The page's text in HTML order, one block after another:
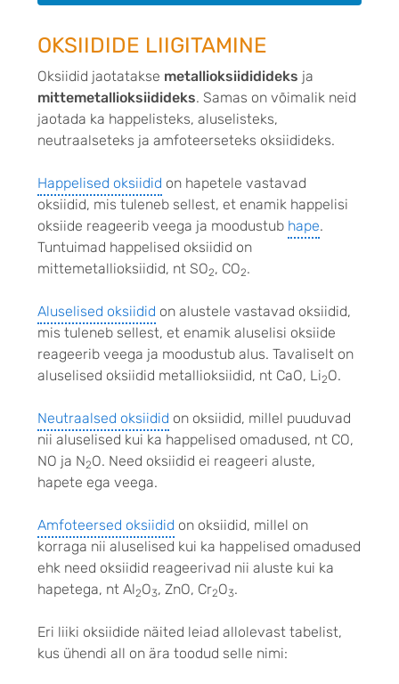
OKSIIDIDE LIIGITAMINE
Oksiidid jaotatakse metallioksiididideks ja
mittemetallioksiidideks. Samas on võimalik neid
jaotada ka happelisteks, aluselisteks,
neutraalseteks ja amfoteerseteks oksiidideks.
Happelised oksiidid on hapetele vastavad
oksiidid, mis tuleneb sellest, et enamik happelisi
oksiide reageerib veega ja moodustub hape.
Tuntuimad happelised oksiidid on
mittemetallioksiidid, nt SO2, CO2.
Aluselised oksiidid on alustele vastavad oksiidid,
mis tuleneb sellest, et enamik aluselisi oksiide
reageerib veega ja moodustub alus. Tavaliselt on
aluselised oksiidid metallioksiidid, nt CaO, Li2O.
Neutraalsed oksiidid on oksiidid, millel puuduvad
nii aluselised kui ka happelised omadused, nt CO,
NO ja N2O. Need oksiidid ei reageeri aluste,
hapete ega veega.
Amfoteersed oksiidid on oksiidid, millel on
korraga nii aluselised kui ka happelised omadused
ehk need oksiidid reageerivad nii aluste kui ka
hapetega, nt Al2O3, ZnO, Cr2O3.
Eri liiki oksiidide näited leiad allolevast tabelist,
kus ühendi all on ära toodud selle nimi: